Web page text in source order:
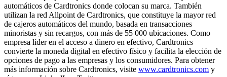
automáticos de Cardtronics donde colocan su marca. También
utilizan la red Allpoint de Cardtronics, que constituye la mayor red
de cajeros automáticos del mundo, basada en transacciones
minoristas y sin recargos, con más de 55 000 ubicaciones. Como
empresa líder en el acceso a dinero en efectivo, Cardtronics
convierte la moneda digital en efectivo físico y facilita la elección de
opciones de pago a las empresas y los consumidores. Para obtener
más información sobre Cardtronics, visite www.cardtronics.com y